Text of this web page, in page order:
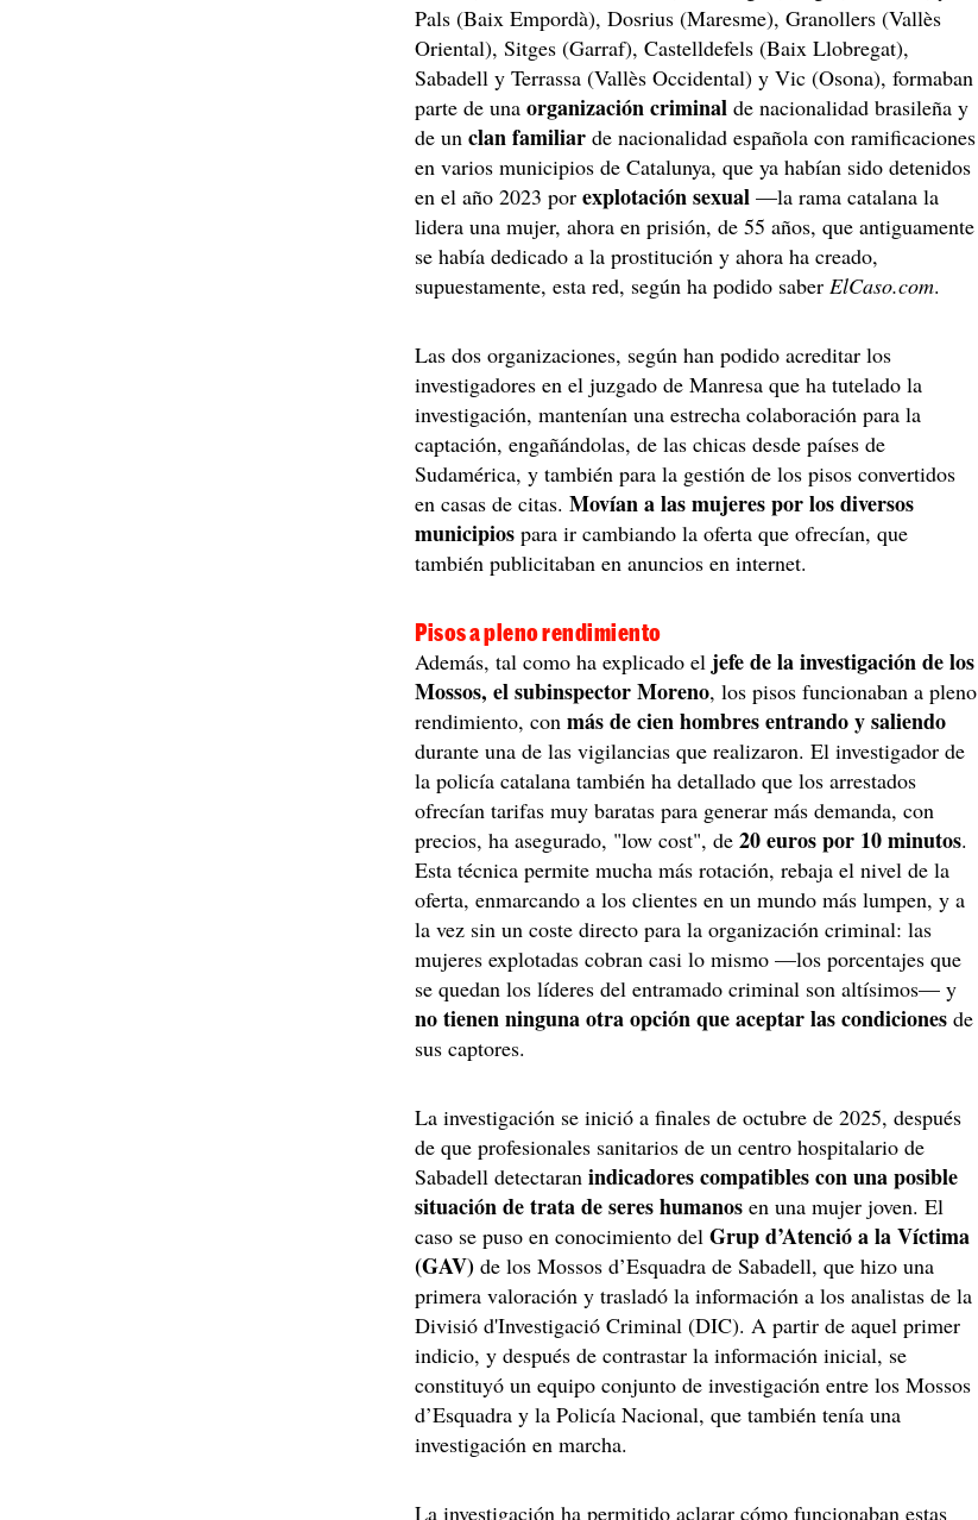
Pals (Baix Empordà), Dosrius (Maresme), Granollers (Vallès
Oriental), Sitges (Garraf), Castelldefels (Baix Llobregat),
Sabadell y Terrassa (Vallès Occidental) y Vic (Osona), formaban
parte de unaorganización criminal de nacionalidad brasileña y
de unclan familiar de nacionalidad española con ramificaciones
en varios municipios de Catalunya, que ya habían sido detenidos
en el año 2023 porexplotación sexual —la rama catalana la
lidera una mujer, ahora en prisión, de 55 años, que antiguamente
se había dedicado a la prostitución y ahora ha creado,
supuestamente, esta red, según ha podido saberElCaso.com.
Las dos organizaciones, según han podido acreditar los
investigadores en el juzgado de Manresa que ha tutelado la
investigación, mantenían una estrecha colaboración para la
captación, engañándolas, de las chicas desde países de
Sudamérica, y también para la gestión de los pisos convertidos
en casas de citas.Movían a las mujeres por los diversos
municipios para ir cambiando la oferta que ofrecían, que
también publicitaban en anuncios en internet.
Pisos a pleno rendimiento
Además, tal como ha explicado el jefe de la investigación de los
Mossos, el subinspector Moreno, los pisos funcionaban a pleno
rendimiento, conmás de cien hombres entrando y saliendo
durante una de las vigilancias que realizaron. El investigador de
la policía catalana también ha detallado que los arrestados
ofrecían tarifas muy baratas para generar más demanda, con
precios, ha asegurado, "low cost", de20 euros por 10 minutos.
Esta técnica permite mucha más rotación, rebaja el nivel de la
oferta, enmarcando a los clientes en un mundo más lumpen, y a
la vez sin un coste directo para la organización criminal: las
mujeres explotadas cobran casi lo mismo —los porcentajes que
se quedan los líderes del entramado criminal son altísimos— y
no tienen ninguna otra opción que aceptar las condiciones de
sus captores.
La investigación se inició a finales de octubre de 2025, después
de que profesionales sanitarios de un centro hospitalario de
Sabadell detectaranindicadores compatibles con una posible
situación de trata de seres humanos en una mujer joven. El
caso se puso en conocimiento delGrup d’Atenció a la Víctima
(GAV) de los Mossos d’Esquadra de Sabadell, que hizo una
primera valoración y trasladó la información a los analistas de la
Divisió d'Investigació Criminal (DIC). A partir de aquel primer
indicio, y después de contrastar la información inicial, se
constituyó un equipo conjunto de investigación entre los Mossos
d’Esquadra y la Policía Nacional, que también tenía una
investigación en marcha.
La investigación ha permitido aclarar cómo funcionaban estas